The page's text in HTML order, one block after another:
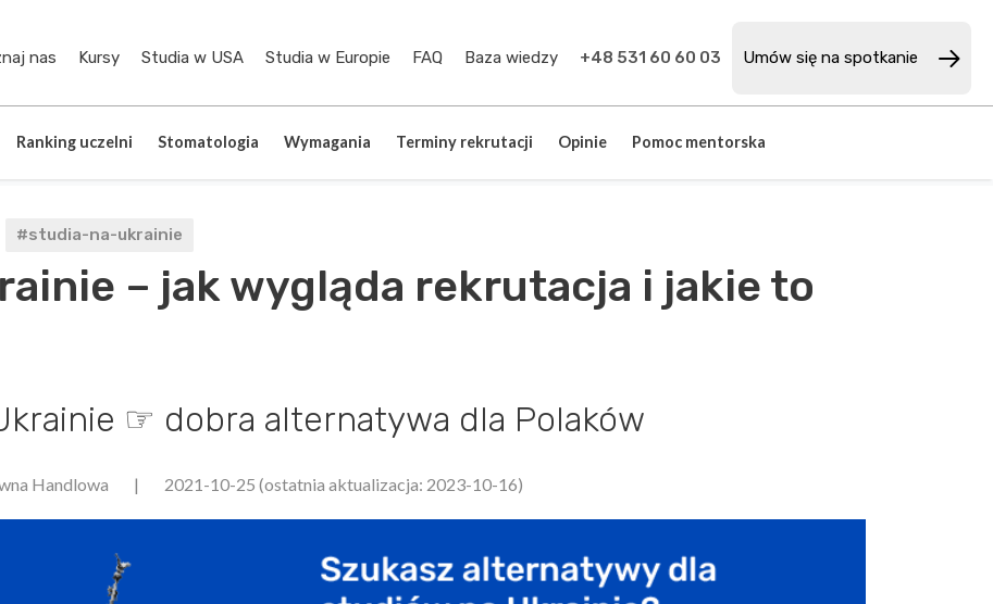
nas Kursy Studia w USA Studia w Europie FAQ Baza wiedzy +48 531 60 60 03 Umów się na spotkanie
Ranking uczelni Stomatologia Wymagania Terminy rekrutacji Opinie Pomoc mentorska
#studia-na-ukrainie
– jak wygląda rekrutacja i jakie to
☞ dobra alternatywa dla Polaków
Handlowa | 2021-10-25 (ostatnia aktualizacja: 2023-10-16)